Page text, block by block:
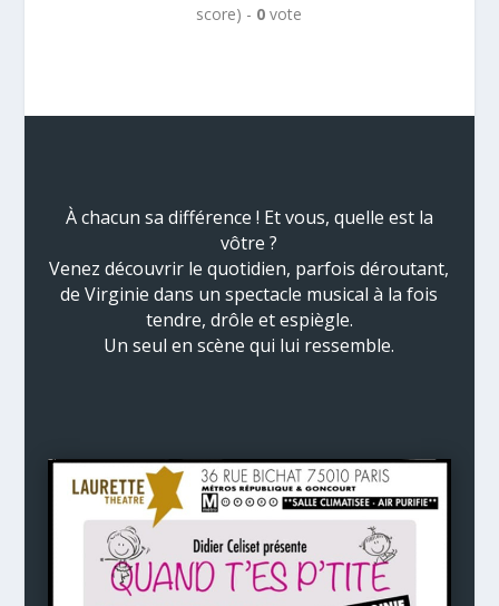
score) - 0 vote
À chacun sa différence ! Et vous, quelle est la
vôtre ?
Venez découvrir le quotidien, parfois déroutant,
de Virginie dans un spectacle musical à la fois
tendre, drôle et espiègle.
Un seul en scène qui lui ressemble.